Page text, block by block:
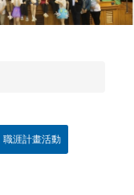
職涯計畫活動